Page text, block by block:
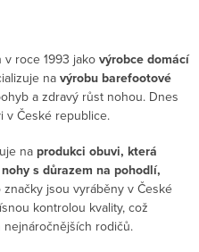
roce 1993 jako výrobce domácí
na výrobu barefootové
a zdravý růst nohou. Dnes
v České republice.
na produkci obuvi, která
s důrazem na pohodlí,
jsou vyráběny v České
kontrolou kvality, což
rodičů.